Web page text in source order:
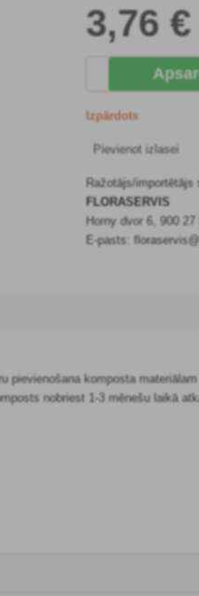
3,76 €
Izpārdots
Pievienot izlasei
Ražotājs/importētājs
FLORASERVIS
Horny dvor 6, 900
E-pasts:
pievienošana komposta
nobriest 1-3 mēnešu laikā